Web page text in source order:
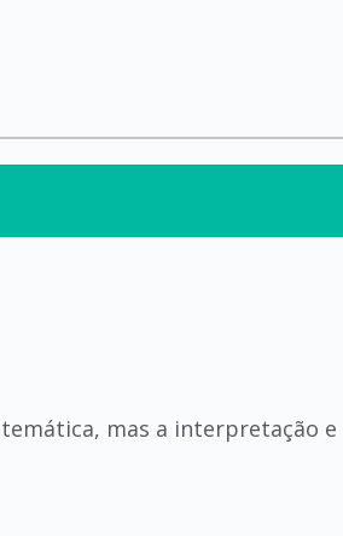
mas a interpretação e